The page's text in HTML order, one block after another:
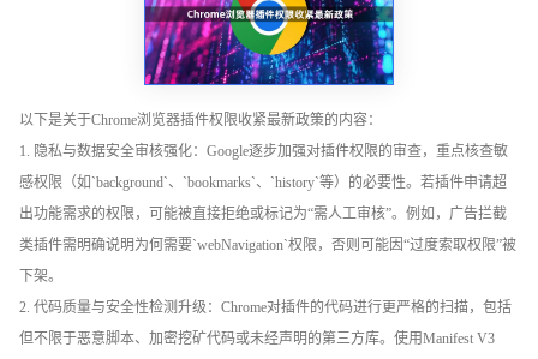
以下是关于Chrome浏览器插件权限收紧最新政策的内容：
1. 隐私与数据安全审核强化：Google逐步加强对插件权限的审查，重点核查敏
感权限（如`background`、`bookmarks`、`history`等）的必要性。若插件申请超
出功能需求的权限，可能被直接拒绝或标记为“需人工审核”。例如，广告拦截
类插件需明确说明为何需要`webNavigation`权限，否则可能因“过度索取权限”被
下架。
2. 代码质量与安全性检测升级：Chrome对插件的代码进行更严格的扫描，包括
但不限于恶意脚本、加密挖矿代码或未经声明的第三方库。使用Manifest V3